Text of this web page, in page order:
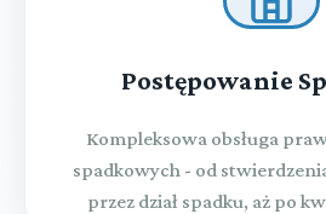
Postępowanie
Kompleksowa obsługa
spadkowych - od
przez dział spadku, aż po